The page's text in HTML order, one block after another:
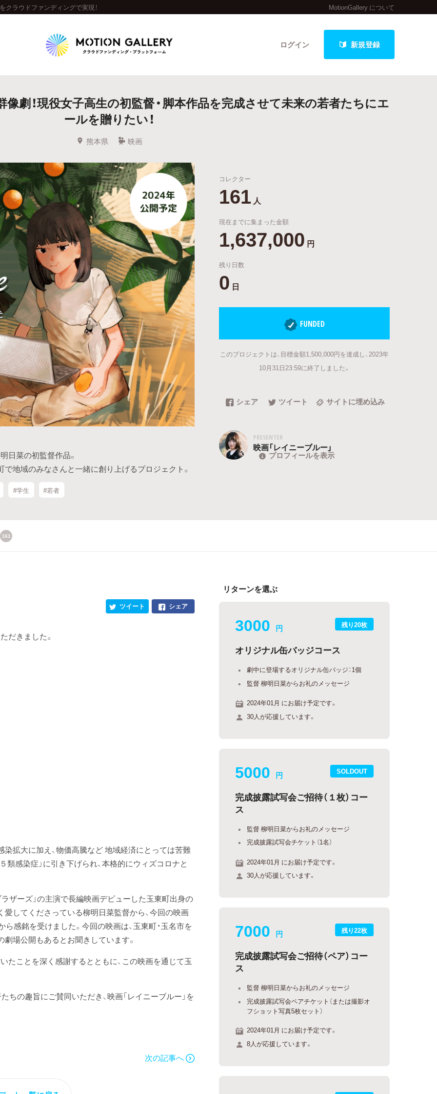
クラウドファンディングで実現！ MotionGallery について
ログイン 新規登録
のプロジェクト 新着プロジェクト 終了間近のプロジェクト
Feature
タグから探す キュレーターから探す 特集から探す
Legendary
最新達成プロジェクト 調達額が大きいプロジェクト
劇！現役女子高生の初監督・脚本作品を完成させて未来の若者たちにエ
ールを贈りたい！
熊本県 映画
日菜の初監督作品。
地域のみなさんと一緒に創り上げるプロジェクト。
#学生 #若者
コレクター
161 人
現在までに集まった金額
1,637,000 円
残り日数
0 日
FUNDED
このプロジェクトは、目標金額1,500,000円を達成し、2023年
10月31日23:59に終了しました。
シェア ツイート サイトに埋め込み
PRESENTER
映画「レイニーブルー」
プロフィールを表示
161
シェア
ツイート
だきました。
拡大に加え、物価高騰など 地域経済にとっては苦難
類感染症」に引き下げられ、本格的にウィズコロナと
ザーズ」の主演で長編映画デビューした玉東町出身の
してくださっている柳明日菜監督から、今回の映画
ら感銘を受けました。今回の映画は、玉東町・玉名市を
場公開もあるとお聞きしています。
ことを深く感謝するとともに、この映画を通じて玉
ちの趣旨にご賛同いただき、映画「レイニーブルー」を
次の記事へ
リターンを選ぶ
残り20枚
3000 円
オリジナル缶バッジコース
劇中に登場するオリジナル缶バッジ：1個
監督 柳明日菜からお礼のメッセージ
2024年01月 にお届け予定です。
30人が応援しています。
SOLDOUT
5000 円
完成披露試写会ご招待（１枚）コー
ス
監督 柳明日菜からお礼のメッセージ
完成披露試写会チケット（1名）
2024年01月 にお届け予定です。
30人が応援しています。
残り22枚
7000 円
完成披露試写会ご招待（ペア）コー
ス
監督 柳明日菜からお礼のメッセージ
完成披露試写会ペアチケット（または撮影オ
フショット写真5枚セット）
2024年01月 にお届け予定です。
8人が応援しています。